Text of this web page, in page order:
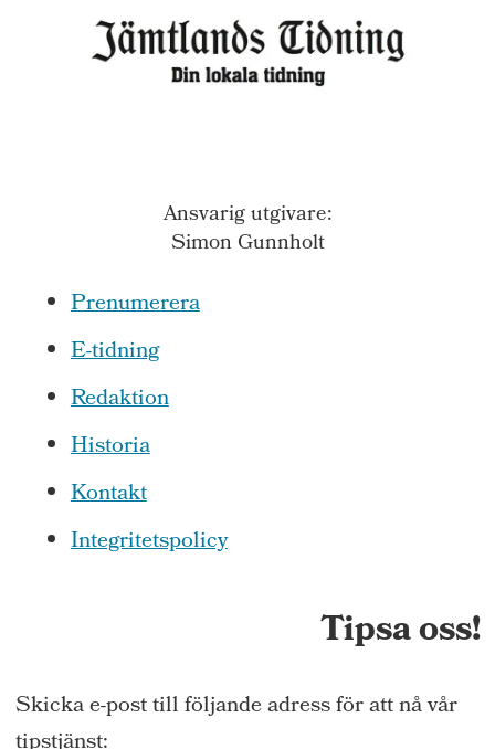
Ansvarig utgivare:
Simon Gunnholt
Prenumerera
E-tidning
Redaktion
Historia
Kontakt
Integritetspolicy
Tipsa oss!
Skicka e-post till följande adress för att nå vår